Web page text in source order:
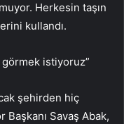
Herkesin taşın
kullandı.
istiyoruz”
şehirden hiç
Savaş Abak,